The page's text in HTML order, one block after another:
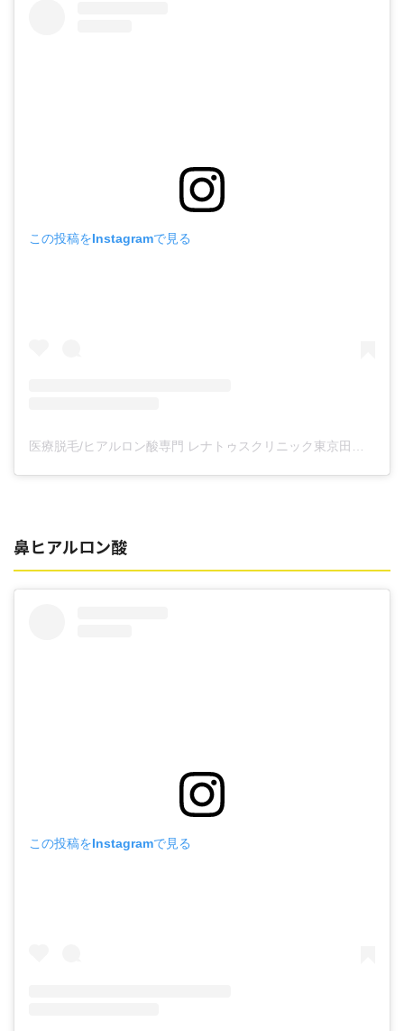
この投稿をInstagramで見る
医療脱毛/ヒアルロン酸専門 レナトゥスクリニック東京田町院 東山麻伊子(@dr.higashiyama)がシェアした投稿
鼻ヒアルロン酸
この投稿をInstagramで見る